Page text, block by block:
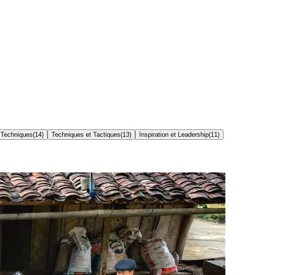
Techniques(14) Techniques et Tactiques(13) Inspiration et Leadership(11 )